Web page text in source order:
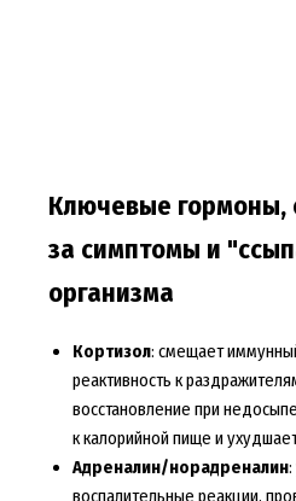
Ключевые гормоны,
за симптомы и
организма
Кортизол: смещает
реактивность к
восстановление при
к калорийной пище и
Адреналин/норадреналин